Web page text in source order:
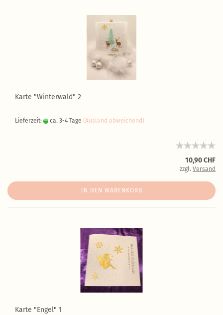
Karte "Winterwald" 2
Lieferzeit: ca. 3-4 Tage (Ausland abweichend)
10,90 CHF
zzgl. Versand
IN DEN WARENKORB
Karte "Engel" 1